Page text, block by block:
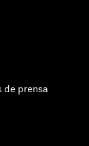
de prensa